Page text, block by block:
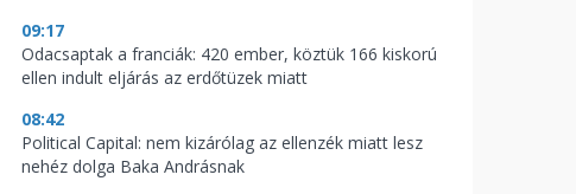
09:17
Odacsaptak a franciák: 420 ember, köztük 166 kiskorú
ellen indult eljárás az erdőtüzek miatt
08:42
Political Capital: nem kizárólag az ellenzék miatt lesz
nehéz dolga Baka Andrásnak